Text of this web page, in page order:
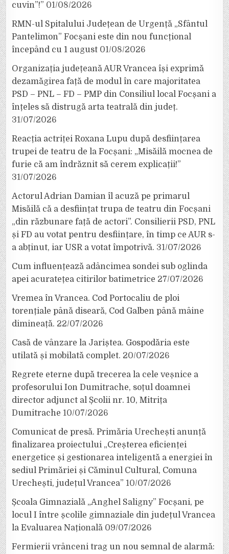
cuvin”!” 01/08/2026
RMN-ul Spitalului Județean de Urgență „Sfântul
Pantelimon” Focșani este din nou funcțional
începând cu 1 august 01/08/2026
Organizația județeană AUR Vrancea își exprimă
dezamăgirea față de modul în care majoritatea
PSD – PNL – FD – PMP din Consiliul local Focșani a
înțeles să distrugă arta teatrală din județ.
31/07/2026
Reacția actriței Roxana Lupu după desființarea
trupei de teatru de la Focșani: „Misăilă mocnea de
furie că am îndrăznit să cerem explicații!”
31/07/2026
Actorul Adrian Damian îl acuză pe primarul
Misăilă că a desființat trupa de teatru din Focșani
„din răzbunare față de actori”. Consilierii PSD, PNL
și FD au votat pentru desființare, în timp ce AUR s-
a abținut, iar USR a votat împotrivă. 31/07/2026
Cum influențează adâncimea sondei sub oglinda
apei acuratețea citirilor batimetrice 27/07/2026
Vremea în Vrancea. Cod Portocaliu de ploi
torențiale până diseară, Cod Galben până mâine
dimineață. 22/07/2026
Casă de vânzare la Jariștea. Gospodăria este
utilată și mobilată complet. 20/07/2026
Regrete eterne după trecerea la cele veșnice a
profesorului Ion Dumitrache, soțul doamnei
director adjunct al Școlii nr. 10, Mitrița
Dumitrache 10/07/2026
Comunicat de presă. Primăria Urechești anunță
finalizarea proiectului „Creșterea eficienței
energetice și gestionarea inteligentă a energiei în
sediul Primăriei și Căminul Cultural, Comuna
Urechești, județul Vrancea” 10/07/2026
Școala Gimnazială „Anghel Saligny” Focșani, pe
locul I între școlile gimnaziale din județul Vrancea
la Evaluarea Națională 09/07/2026
Fermierii vrânceni trag un nou semnal de alarmă: